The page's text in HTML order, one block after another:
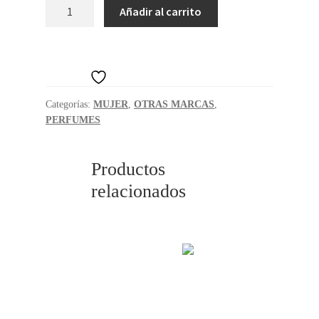
Añadir al carrito
Categorías: MUJER, OTRAS MARCAS,
PERFUMES
Productos
relacionados